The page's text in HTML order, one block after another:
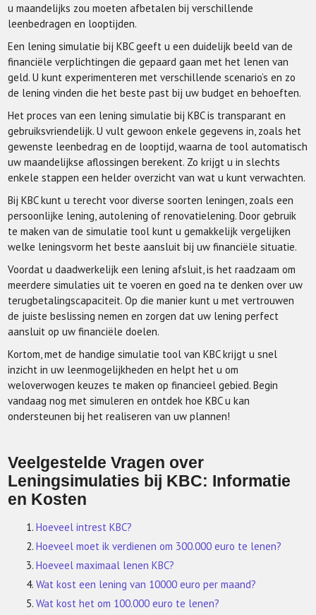
u maandelijks zou moeten afbetalen bij verschillende
leenbedragen en looptijden.
Een lening simulatie bij KBC geeft u een duidelijk beeld van de
financiële verplichtingen die gepaard gaan met het lenen van
geld. U kunt experimenteren met verschillende scenario’s en zo
de lening vinden die het beste past bij uw budget en behoeften.
Het proces van een lening simulatie bij KBC is transparant en
gebruiksvriendelijk. U vult gewoon enkele gegevens in, zoals het
gewenste leenbedrag en de looptijd, waarna de tool automatisch
uw maandelijkse aflossingen berekent. Zo krijgt u in slechts
enkele stappen een helder overzicht van wat u kunt verwachten.
Bij KBC kunt u terecht voor diverse soorten leningen, zoals een
persoonlijke lening, autolening of renovatielening. Door gebruik
te maken van de simulatie tool kunt u gemakkelijk vergelijken
welke leningsvorm het beste aansluit bij uw financiële situatie.
Voordat u daadwerkelijk een lening afsluit, is het raadzaam om
meerdere simulaties uit te voeren en goed na te denken over uw
terugbetalingscapaciteit. Op die manier kunt u met vertrouwen
de juiste beslissing nemen en zorgen dat uw lening perfect
aansluit op uw financiële doelen.
Kortom, met de handige simulatie tool van KBC krijgt u snel
inzicht in uw leenmogelijkheden en helpt het u om
weloverwogen keuzes te maken op financieel gebied. Begin
vandaag nog met simuleren en ontdek hoe KBC u kan
ondersteunen bij het realiseren van uw plannen!
Veelgestelde Vragen over
Leningsimulaties bij KBC: Informatie
en Kosten
Hoeveel intrest KBC?
Hoeveel moet ik verdienen om 300.000 euro te lenen?
Hoeveel maximaal lenen KBC?
Wat kost een lening van 10000 euro per maand?
Wat kost het om 100.000 euro te lenen?